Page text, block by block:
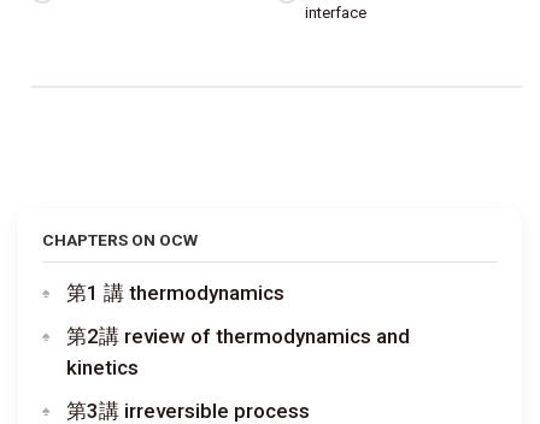
interface
CHAPTERS ON OCW
第1 講 thermodynamics
第2講 review of thermodynamics and
kinetics
第3講 irreversible process